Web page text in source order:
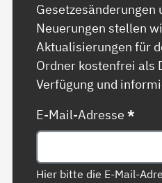
Gesetzesänderungen
Neuerungen stellen
Aktualisierungen für
Ordner kostenfrei als
Verfügung und
E-Mail-Adresse*
Hier bitte die E-Mail-